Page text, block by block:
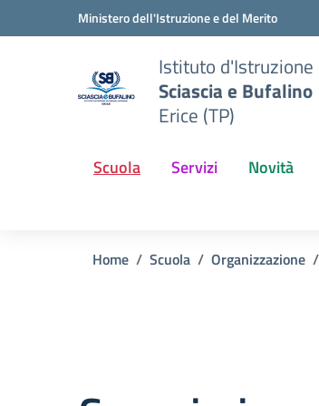
Vai ai contenuti
Vai al menu di navigazioneMinistero dell'Istruzione e del Merito
Istituto d'Istruzione
Sciascia e Bufalino
Erice (TP)
Scuola Servizi Novità
Home Scuola Organizzazione